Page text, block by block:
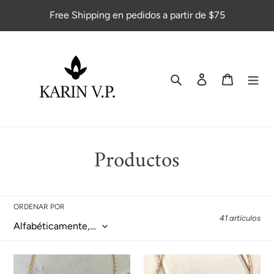
directamente
al
Free Shipping en pedidos a partir de $75
Buscar Ingresar Carrito
C
e
c
Productos
ORDENAR POR
41 artículos
Collar
Collar